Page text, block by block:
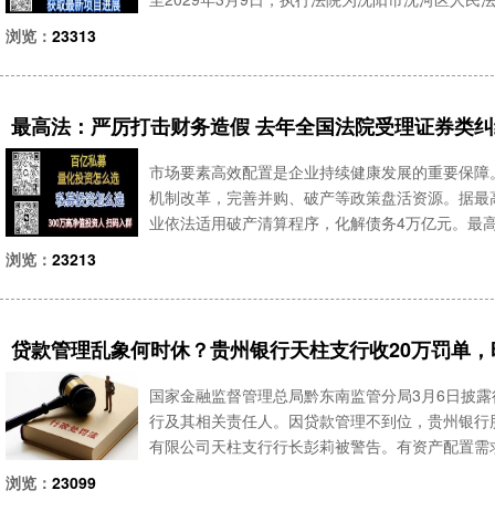
浏览： 23313
最高法：严厉打击财务造假 去年全国法院受理证券类
市场要素高效配置是企业持续健康发展的重要保
机制改革，完善并购、破产等政策盘活资源。据
业依法适用破产清算程序，化解债务4万亿元。
浏览： 23213
贷款管理乱象何时休？贵州银行天柱支行收20万罚单
国家金融监督管理总局黔东南监管分局3月6日披
行及其相关责任人。因贷款管理不到位，贵州银
有限公司天柱支行行长彭莉被警告。有资产配置
浏览： 23099